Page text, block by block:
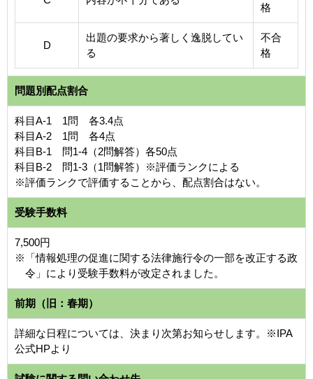
格
D
出題の要求から著しく逸脱してい
る
不合
格
問題別配点割合
科目A-1 1問 各3.4点
科目A-2 1問 各4点
科目B-1 問1-4（2問解答）各50点
科目B-2 問1-3（1問解答）※評価ランクによる
※評価ランクで評価することから、配点割合はない。
受験手数料
7,500円
※「情報処理の促進に関する法律施行令の一部を改正する政
令」により受験手数料が改定されました。
前期（旧：春期）
詳細な日程については、決まり次第お知らせします。※IPA
公式HPより